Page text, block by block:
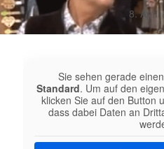
8. April
Sie sehen gerade
Standard. Um auf den
klicken Sie auf den Button
dass dabei Daten an